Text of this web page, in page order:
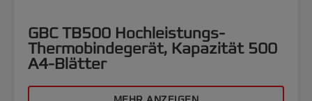
GBC TB500 Hochleistungs-
Thermobindegerät, Kapazität 500
A4-Blätter